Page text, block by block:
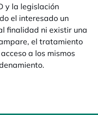
y la legislación
el interesado un
finalidad ni existir una
el tratamiento
a los mismos